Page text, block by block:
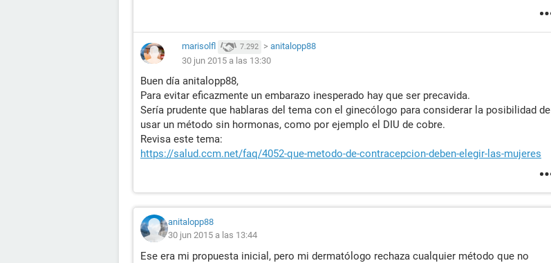
marisolfl 7.292 > anitalopp88
30 jun 2015 a las 13:30
Buen día anitalopp88,
Para evitar eficazmente un embarazo inesperado hay que ser precavida.
Sería prudente que hablaras del tema con el ginecólogo para considerar la posibilidad de
usar un método sin hormonas, como por ejemplo el DIU de cobre.
Revisa este tema:
https://salud.ccm.net/faq/4052-que-metodo-de-contracepcion-deben-elegir-las-mujeres
anitalopp88
30 jun 2015 a las 13:44
Ese era mi propuesta inicial, pero mi dermatólogo rechaza cualquier método que no